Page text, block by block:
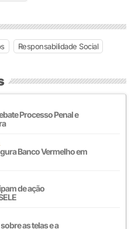
Responsabilidade Social
Processo Penal e
Banco Vermelho em
de ação
as telas e a